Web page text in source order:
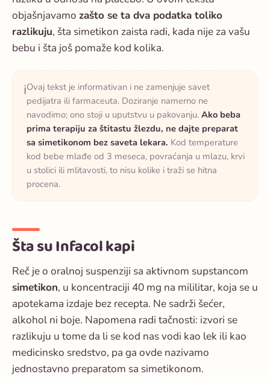
objašnjavamo zašto se ta dva podatka toliko
razlikuju, šta simetikon zaista radi, kada nije za vašu
bebu i šta još pomaže kod kolika.
ℹ️Ovaj tekst je informativan i ne zamenjuje savet
pedijatra ili farmaceuta. Doziranje namerno ne
navodimo; ono stoji u uputstvu u pakovanju. Ako beba
prima terapiju za štitastu žlezdu, ne dajte preparat
sa simetikonom bez saveta lekara. Kod temperature
kod bebe mlađe od 3 meseca, povraćanja u mlazu, krvi
u stolici ili mlitavosti, to nisu kolike i traži se hitna
procena.
Šta su Infacol kapi
Reč je o oralnoj suspenziji sa aktivnom supstancom
simetikon, u koncentraciji 40 mg na mililitar, koja se u
apotekama izdaje bez recepta. Ne sadrži šećer,
alkohol ni boje. Napomena radi tačnosti: izvori se
razlikuju u tome da li se kod nas vodi kao lek ili kao
medicinsko sredstvo, pa ga ovde nazivamo
jednostavno preparatom sa simetikonom.